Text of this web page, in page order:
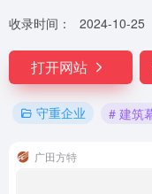
收录时间： 2024-10-25
打开网站
守重企业 # 建筑
广田方特